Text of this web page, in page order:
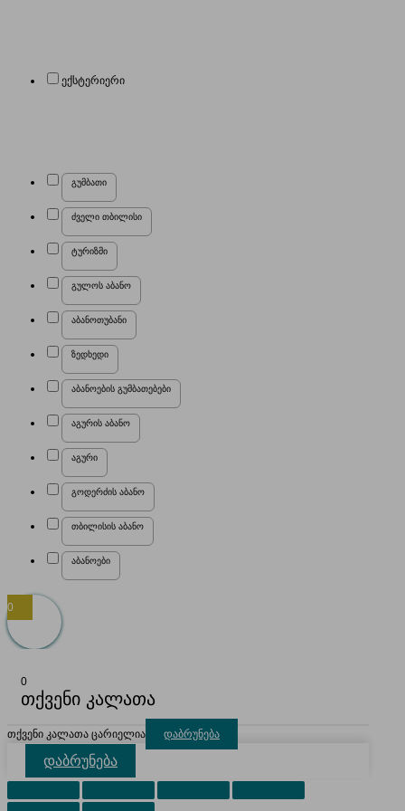
ექსტერიერი
გუმბათი
ძველი თბილისი
ტურიზმი
გულოს აბანო
აბანოთუბანი
ზედხედი
აბანოების გუმბათებები
აგურის აბანო
აგური
გოდერძის აბანო
თბილისის აბანო
აბანოები
0
0
თქვენი კალათა
თქვენი კალათა ცარიელია დაბრუნება
დაბრუნება